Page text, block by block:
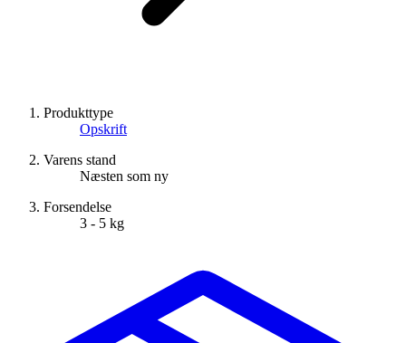
Produkttype
Opskrift
Varens stand
Næsten som ny
Forsendelse
3 - 5 kg